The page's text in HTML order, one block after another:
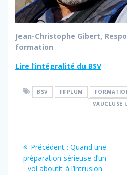
Jean-Christophe Gibert,
formation
Lire l’intégralité du BSV
BSV FFPLUM
VAUCLUSE
Navigation
de
Précédent : Article
précédent
Quand une
préparation sérieuse d’un
vol aboutit à l’intrusion